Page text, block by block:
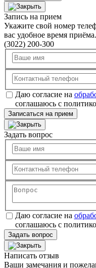
Запись на прием
Укажите свой номер
вас удобное время
(3022) 200-300
Даю согласие на
соглашаюсь с
Записаться на прием
Задать вопрос
Даю согласие на
соглашаюсь с
Задать вопрос
Написать отзыв
Ваши замечания и